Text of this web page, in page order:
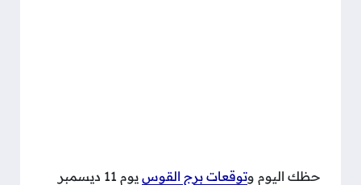
حظك اليوم وتوقعات برج القوس
يوم 11 ديسمبر